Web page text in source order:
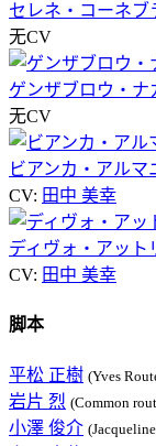
セレネ・コーネブ
无CV
ゲンザブロウ・ナ
无CV
ビアンカ・アルマ
CV: 田中 美幸
ディヴォ・アット
CV: 田中 美幸
脚本
平松 正樹 (Yves
岩片 烈 (Common
小澤 俊介